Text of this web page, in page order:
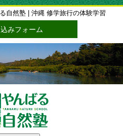
自然塾 | 沖縄 修学旅行の体験学習
みフォーム